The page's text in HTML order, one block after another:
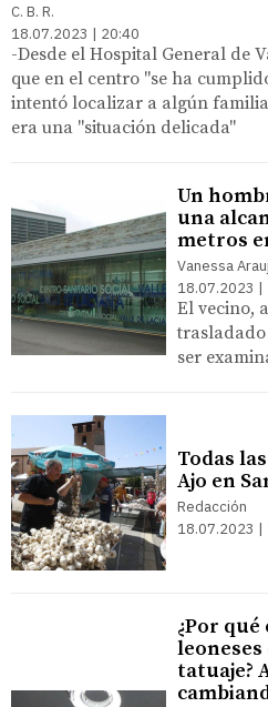
C. B. R.
18.07.2023 | 20:40
-Desde el Hospital General de
que en el centro "se ha
intentó localizar a algún
era una "situación delicada"
Un
una
metros
Vanessa
18.07.2023 |
El vecino,
ser
Todas
Ajo en
Redacción
18.07.2023 |
¿Por qué
tatuaje?